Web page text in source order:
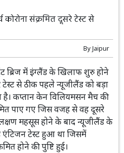
संक्रमित दूसरे टेस्ट से
ByJaipur
ब्रिज में इंग्लैंड के खिलाफ शुरु होने
टेस्ट से ठीक पहले न्यूजीलैंड को बड़ा
कप्तान केन विलियमसन मैच की
पाए गए जिस वजह से वह दूसरे
महसूस होने के बाद न्यूजीलैंड के
एंटिजन टेस्ट हुआ था जिसमें
होने की पुष्टि हुई।